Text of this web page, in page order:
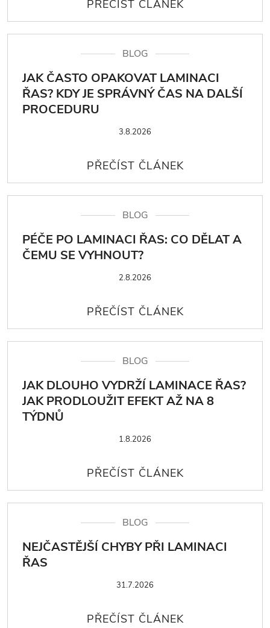
BLOG
JAK ČASTO OPAKOVAT LAMINACI
ŘAS? KDY JE SPRÁVNÝ ČAS NA DALŠÍ
PROCEDURU
3.8.2026
BLOG
PÉČE PO LAMINACI ŘAS: CO DĚLAT A
ČEMU SE VYHNOUT?
2.8.2026
BLOG
JAK DLOUHO VYDRŽÍ LAMINACE ŘAS?
JAK PRODLOUŽIT EFEKT AŽ NA 8
TÝDNŮ
1.8.2026
BLOG
NEJČASTĚJŠÍ CHYBY PŘI LAMINACI
ŘAS
31.7.2026